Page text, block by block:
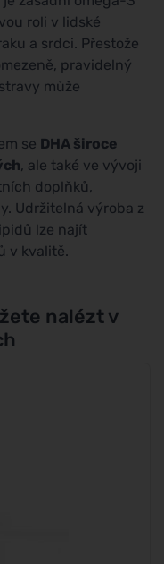
roli v lidské
a srdci. Přestože
pravidelný
může
se DHA široce
, ale také ve vývoji
doplňků,
Udržitelná výroba z
lze najít
v kvalitě.
nalézt v